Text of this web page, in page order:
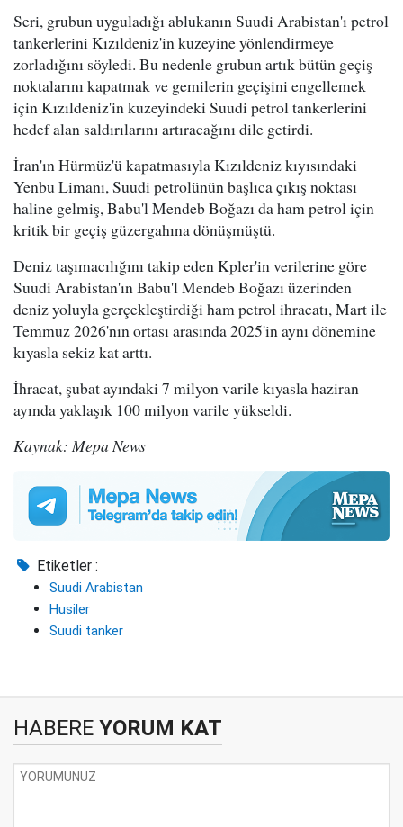
Seri, grubun uyguladığı ablukanın Suudi Arabistan'ı petrol
tankerlerini Kızıldeniz'in kuzeyine yönlendirmeye
zorladığını söyledi. Bu nedenle grubun artık bütün geçiş
noktalarını kapatmak ve gemilerin geçişini engellemek
için Kızıldeniz'in kuzeyindeki Suudi petrol tankerlerini
hedef alan saldırılarını artıracağını dile getirdi.
İran'ın Hürmüz'ü kapatmasıyla Kızıldeniz kıyısındaki
Yenbu Limanı, Suudi petrolünün başlıca çıkış noktası
haline gelmiş, Babu'l Mendeb Boğazı da ham petrol için
kritik bir geçiş güzergahına dönüşmüştü.
Deniz taşımacılığını takip eden Kpler'in verilerine göre
Suudi Arabistan'ın Babu'l Mendeb Boğazı üzerinden
deniz yoluyla gerçekleştirdiği ham petrol ihracatı, Mart ile
Temmuz 2026'nın ortası arasında 2025'in aynı dönemine
kıyasla sekiz kat arttı.
İhracat, şubat ayındaki 7 milyon varile kıyasla haziran
ayında yaklaşık 100 milyon varile yükseldi.
Kaynak: Mepa News
Etiketler :
Suudi Arabistan
Husiler
Suudi tanker
HABERE YORUM KAT